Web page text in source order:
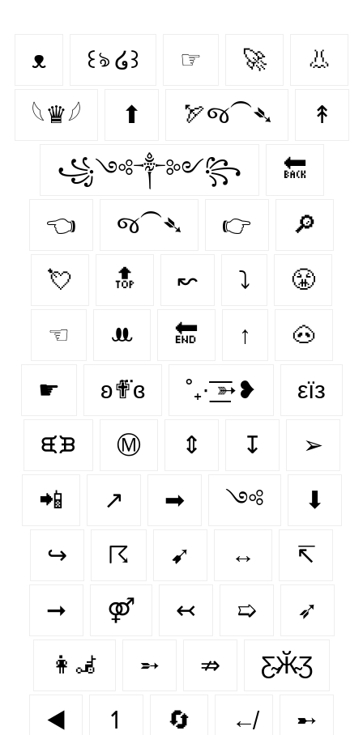
ᴥ ꒰ঌ ໒꒱ ☞ 🚀 👃
𓆩♛𓆪 ⬆ 🏹જ⁀➴ ↟
꧁༺༒༻꧂ 🔙
👈 જ⁀➴ 👉 🔎
💘 🔝 ↜ ⤵ 😤
☜ ꔚ 🔚 ↑ 🐽
☛ ʚ✟⃛ɞ ˚₊· ͟͟͞͞➳❥ εїз
ᙙᙖ Ⓜ ⇕ ↧ ➢
📲 ↗️ ➡ ༺ ⬇
↪ ☈ ➹ ↔ ↸
➞ ⚤ ↢ ➯ ➶
👩‍🦼‍ ➵ ⇏ Ƹ̴Ӂ̴Ʒ
◀️ ↿ 🔄 ↚ ➸